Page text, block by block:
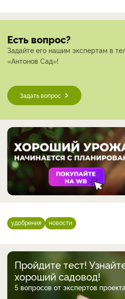
Есть вопрос?
Задайте его нашим экспертам в
«Антонов Сад»!
Задать вопрос
удобрения новости
Пройдите тест!
хороший садовод!
5 вопросов от экспертов